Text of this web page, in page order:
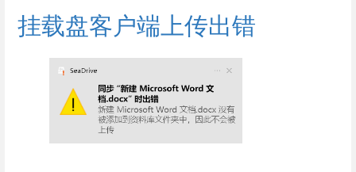
挂载盘客户端上传出错